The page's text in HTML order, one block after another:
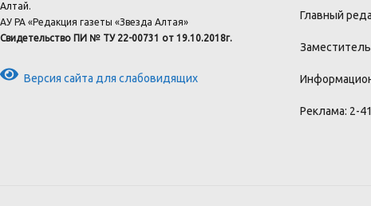
Алтай.
АУ РА «Редакция газеты «Звезда Алтая»
Свидетельство ПИ № ТУ 22-00731 от 19.10.2018г.
Версия сайта для слабовидящих
Главный
Реклама: 2-